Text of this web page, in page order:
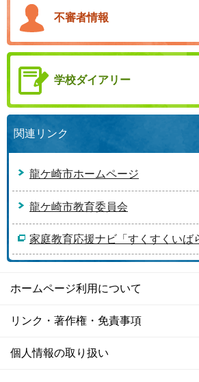
不審者情報
学校ダイアリー
関連リンク
龍ケ崎市ホームページ
龍ケ崎市教育委員会
家庭教育応援ナビ「すくすくいば
ホームページ利用について
リンク・著作権・免責事項
個人情報の取り扱い